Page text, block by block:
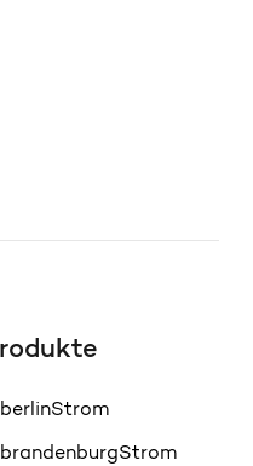
berlinStrom
brandenburgStrom